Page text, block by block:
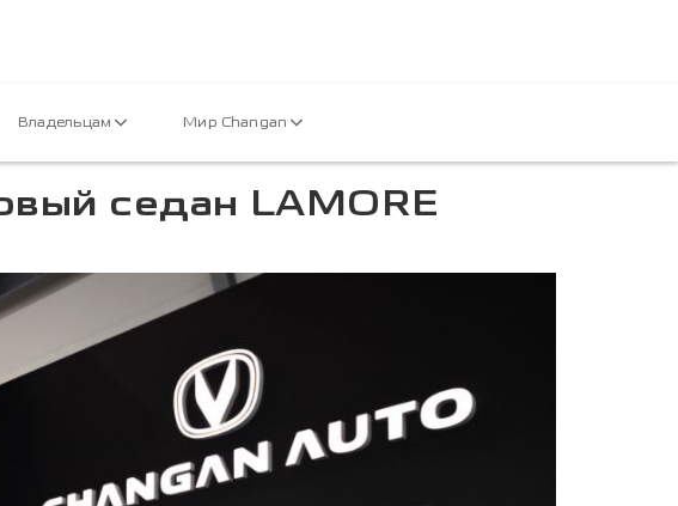
Владельцам Мир Changan
седан LAMORE